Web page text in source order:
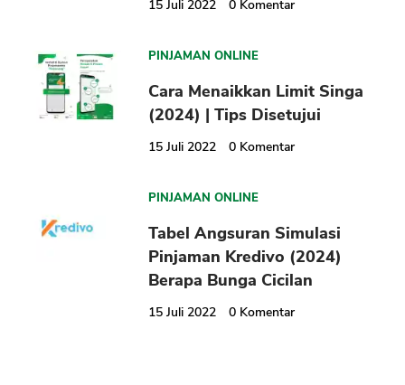
15 Juli 2022 0 Komentar
PINJAMAN ONLINE
Cara Menaikkan Limit Singa
(2024) | Tips Disetujui
15 Juli 2022 0 Komentar
PINJAMAN ONLINE
Tabel Angsuran Simulasi
Pinjaman Kredivo (2024)
Berapa Bunga Cicilan
15 Juli 2022 0 Komentar